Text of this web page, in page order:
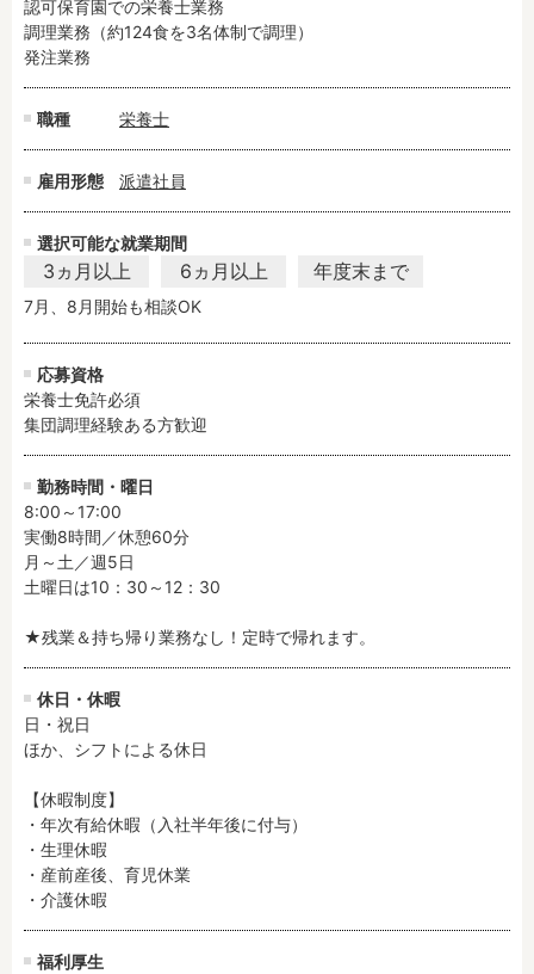
認可保育園での栄養士業務
調理業務（約124食を3名体制で調理）
発注業務
職種 栄養士
雇用形態 派遣社員
選択可能な就業期間
3ヵ月以上 6ヵ月以上 年度末まで
7月、8月開始も相談OK
応募資格
栄養士免許必須
集団調理経験ある方歓迎
勤務時間・曜日
8:00～17:00
実働8時間／休憩60分
月～土／週5日
土曜日は10：30～12：30
★残業＆持ち帰り業務なし！定時で帰れます。
休日・休暇
日・祝日
ほか、シフトによる休日
【休暇制度】
・年次有給休暇（入社半年後に付与）
・生理休暇
・産前産後、育児休業
・介護休暇
福利厚生
時間固定
土日祝休み
残業3時間以内
13時までのお仕事
15時までのお仕事
13時以降スタート
土日祝のお仕事
時給1600円～
社会保険完備
住宅手当・借上社宅
資格不問
オープニング求人
小規模保育園
株式会社
く！
月収見込み
フリーワード検索